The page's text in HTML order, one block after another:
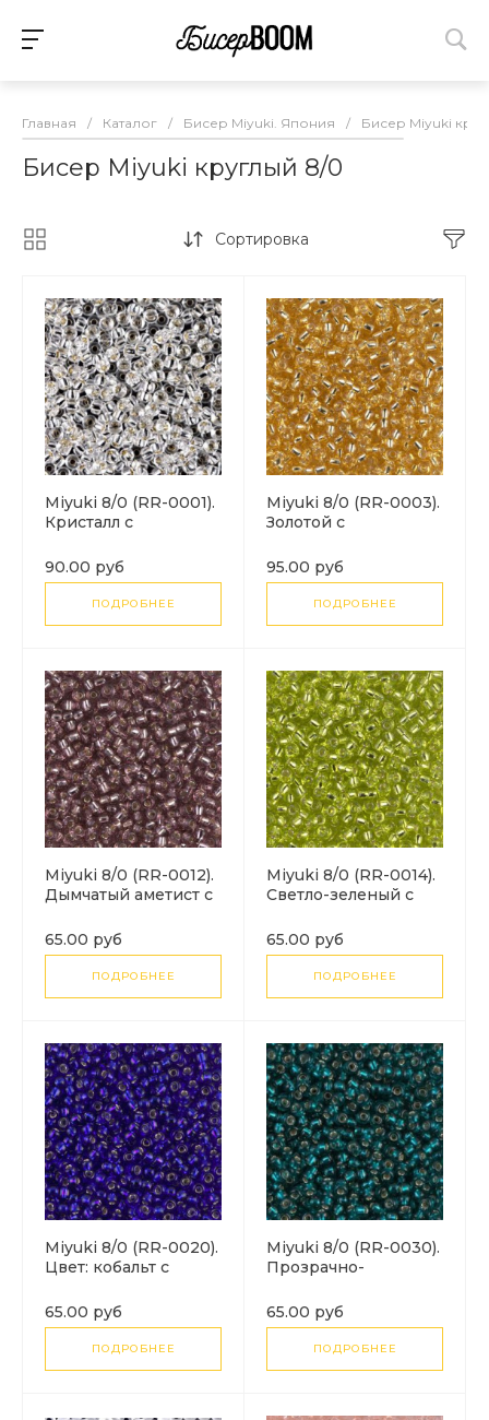
Главная / Каталог / Бисер Miyuki. Япония / Бисер Miyuki
Бисер Miyuki круглый 8/0
Сортировка
Miyuki 8/0 (RR-0001).
Кристалл с
(Crystal Silver Lined).
90.00 руб
ПОДРОБНЕЕ
Miyuki 8/0 (RR-0003).
Золотой с
(Silver Lined Gold).
95.00 руб
ПОДРОБНЕЕ
Miyuki 8/0 (RR-0012).
Дымчатый аметист с
(Smoky Amy Silver
Lined).
65.00 руб
ПОДРОБНЕЕ
Miyuki 8/0 (RR-0014).
Светло-зеленый с
(Chartreuse Silver
Lined).
65.00 руб
ПОДРОБНЕЕ
Miyuki 8/0 (RR-0020).
Цвет: кобальт с
(Cobalt Silver Lined).
65.00 руб
ПОДРОБНЕЕ
Miyuki 8/0 (RR-0030).
Прозрачно-
серебряной линией
(Silver Lined Transp
Dk Teal)
65.00 руб
ПОДРОБНЕЕ